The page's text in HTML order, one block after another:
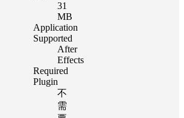
31
MB
Application
Supported
After
Effects
Required
Plugin
不
需